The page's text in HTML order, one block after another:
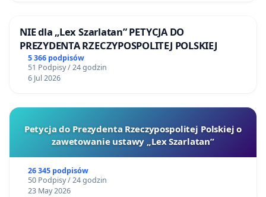
NIE dla „Lex Szarlatan” PETYCJA DO
PREZYDENTA RZECZYPOSPOLITEJ POLSKIEJ
5 366 podpisów
51 Podpisy / 24 godzin
6 Jul 2026
Petycja do Prezydenta Rzeczypospolitej Polskiej o
zawetowanie ustawy „Lex Szarlatan”
26 345 podpisów
50 Podpisy / 24 godzin
23 May 2026